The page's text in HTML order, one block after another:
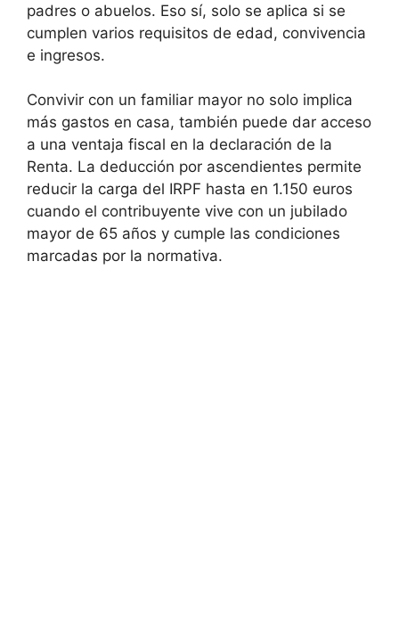
padres o abuelos. Eso sí, solo se aplica si se
cumplen varios requisitos de edad, convivencia
e ingresos.
Convivir con un familiar mayor no solo implica
más gastos en casa, también puede dar acceso
a una ventaja fiscal en la declaración de la
Renta. La deducción por ascendientes permite
reducir la carga del IRPF hasta en 1.150 euros
cuando el contribuyente vive con un jubilado
mayor de 65 años y cumple las condiciones
marcadas por la normativa.